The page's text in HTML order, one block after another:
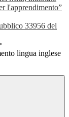
l'apprendimento”
33956 del
lingua inglese